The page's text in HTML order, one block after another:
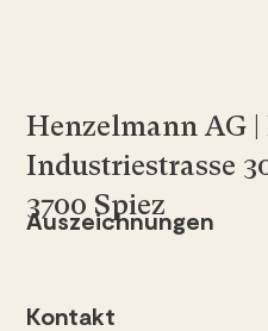
Kontakt
Auszeichnungen
Henzelmann AG |
Industriestrasse
3700 Spiez